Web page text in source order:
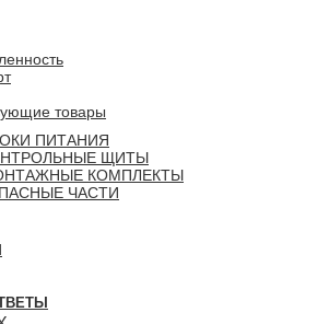
товары
ПИТАНИЯ
ЩИТЫ
КОМПЛЕКТЫ
ЧАСТИ